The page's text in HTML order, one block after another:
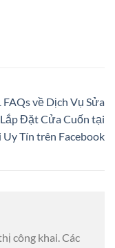
FAQs về Dịch Vụ Sửa
Đặt Cửa Cuốn tại
Uy Tín trên Facebook
công khai.Các